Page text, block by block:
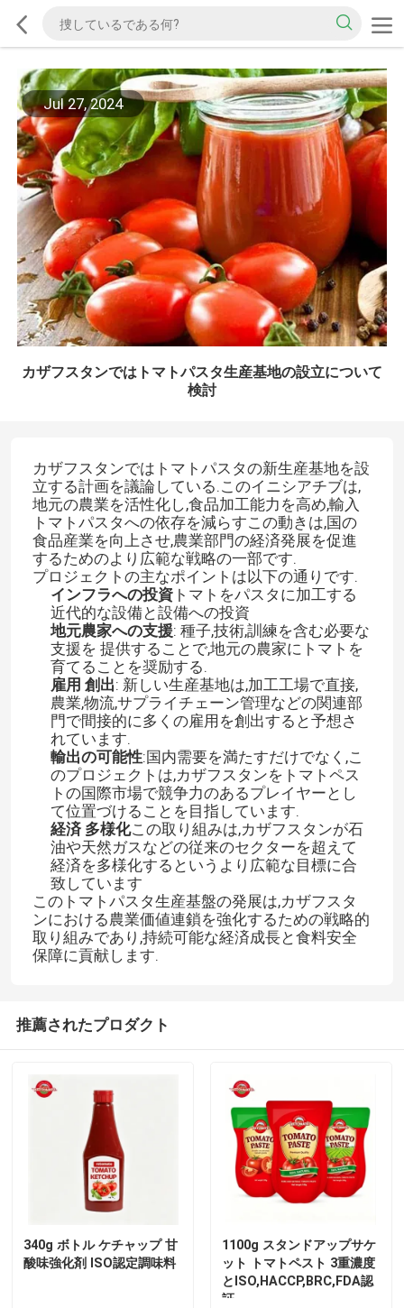
Jul 27, 2024
カザフスタンではトマトパスタ生産基地の設立について
検討
カザフスタンではトマトパスタの新生産基地を設
立する計画を議論している.このイニシアチブは,
地元の農業を活性化し,食品加工能力を高め,輸入
トマトパスタへの依存を減らすこの動きは,国の
食品産業を向上させ,農業部門の経済発展を促進
するためのより広範な戦略の一部です.
プロジェクトの主なポイントは以下の通りです.
インフラへの投資トマトをパスタに加工する
近代的な設備と設備への投資
地元農家への支援: 種子,技術,訓練を含む必要な
支援を 提供することで,地元の農家にトマトを
育てることを奨励する.
雇用 創出: 新しい生産基地は,加工工場で直接,
農業,物流,サプライチェーン管理などの関連部
門で間接的に多くの雇用を創出すると予想さ
れています.
輸出の可能性:国内需要を満たすだけでなく,こ
のプロジェクトは,カザフスタンをトマトペス
トの国際市場で競争力のあるプレイヤーとし
て位置づけることを目指しています.
経済 多様化この取り組みは,カザフスタンが石
油や天然ガスなどの従来のセクターを超えて
経済を多様化するというより広範な目標に合
致しています
このトマトパスタ生産基盤の発展は,カザフスタ
ンにおける農業価値連鎖を強化するための戦略的
取り組みであり,持続可能な経済成長と食料安全
保障に貢献します.
推薦されたプロダクト
340g ボトル ケチャップ 甘
酸味強化剤 ISO認定調味料
1100g スタンドアップサケ
ット トマトペスト 3重濃度
とISO,HACCP,BRC,FDA認
証